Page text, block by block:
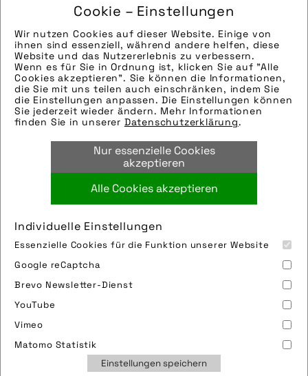
Cookie – Einstellungen
Wir nutzen Cookies auf dieser Website. Einige von
ihnen sind essenziell, während andere helfen, diese
Website und das Nutzererlebnis zu verbessern.
Wenn es für Sie in Ordnung ist, klicken Sie auf "Alle
Cookies akzeptieren". Sie können die Informationen,
die Sie mit uns teilen auch einschränken, indem Sie
die Einstellungen anpassen. Die Einstellungen können
Sie jederzeit wieder ändern. Mehr Informationen
finden Sie in unserer Datenschutzerklärung.
Nur essenzielle Cookies
akzeptieren
Alle Cookies akzeptieren
Individuelle Einstellungen
Essenzielle Cookies für die Funktion unserer Website
Google reCaptcha
Brevo Newsletter-Dienst
YouTube
Vimeo
Matomo Statistik
Einstellungen speichern
Quelle/Source [´www.pd-f.de / Arne
Bischoff´]
Technik-Info:
Die technischen Details werden in Bälde
eingefügt. Sie können uns aber gern auch
per E-Mail oder Telefon kontaktieren, wir
helfen gerne weiter.
ostern
Bild downloaden
Nutzungsbedingungen
Datenschutz
Cookies